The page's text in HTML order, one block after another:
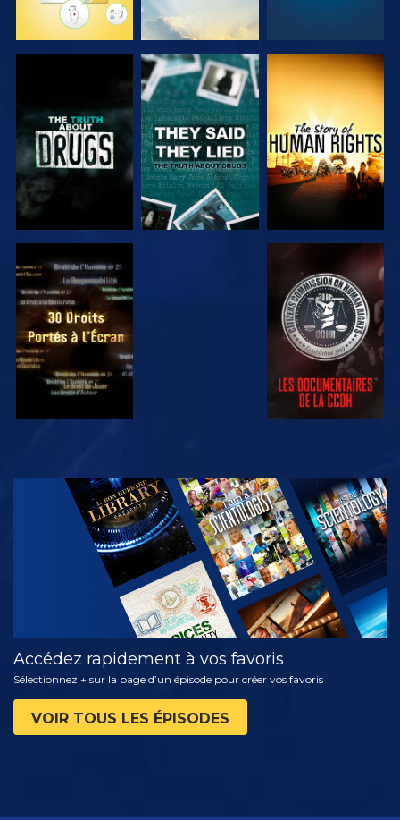
REGARDER REGARDER
REGARDER REGARDER
REGARDER
DÉCOUVRIR
LES SÉRIES
Accédez rapidement à vos favoris
Sélectionnez + sur la page d’un épisode pour créer vos favoris
VOIR TOUS LES ÉPISODES